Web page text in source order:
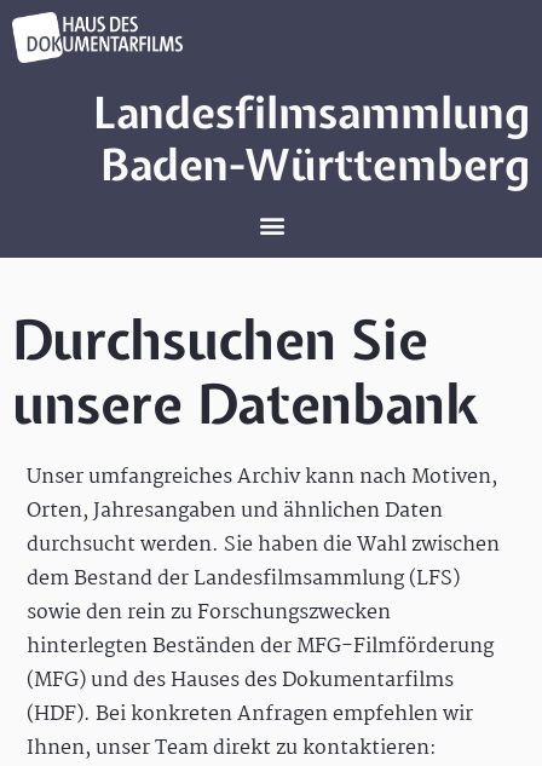
Landesfilmsammlung
Baden-Württemberg
Durchsuchen Sie
unsere Datenbank
Unser umfangreiches Archiv kann nach Motiven,
Orten, Jahresangaben und ähnlichen Daten
durchsucht werden. Sie haben die Wahl zwischen
dem Bestand der Landesfilmsammlung (LFS)
sowie den rein zu Forschungszwecken
hinterlegten Beständen der MFG-Filmförderung
(MFG) und des Hauses des Dokumentarfilms
(HDF). Bei konkreten Anfragen empfehlen wir
Ihnen, unser Team direkt zu kontaktieren: